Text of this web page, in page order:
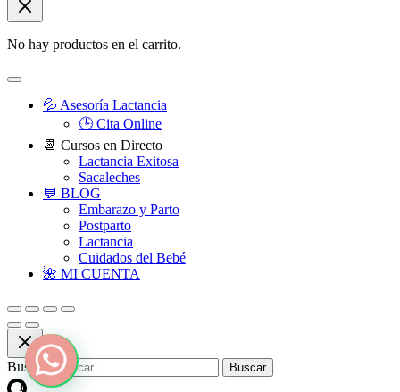
No hay productos en el carrito.
1
💦 Asesoría Lactancia
🕒 Cita Online
📆 Cursos en Directo
Lactancia Exitosa
Sacaleches
💬 BLOG
Embarazo y Parto
Postparto
Lactancia
Cuidados del Bebé
🌺 MI CUENTA
Buscar: